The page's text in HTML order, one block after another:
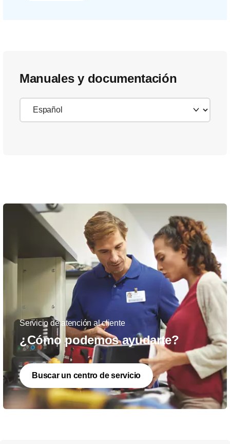
Manuales y documentación
Servicio de atención al cliente
¿Cómo podemos ayudarte?
Buscar un centro de servicio